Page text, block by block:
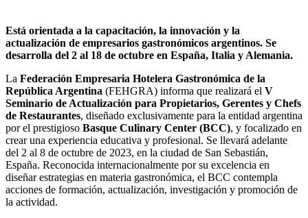
Está orientada a la capacitación, la innovación y la
actualización de empresarios gastronómicos argentinos. Se
desarrolla del 2 al 18 de octubre en España, Italia y Alemania.
La Federación Empresaria Hotelera Gastronómica de la
República Argentina (FEHGRA) informa que realizará el V
Seminario de Actualización para Propietarios, Gerentes y Chefs
de Restaurantes, diseñado exclusivamente para la entidad argentina
por el prestigioso Basque Culinary Center (BCC), y focalizado en
crear una experiencia educativa y profesional. Se llevará adelante
del 2 al 8 de octubre de 2023, en la ciudad de San Sebastián,
España. Reconocida internacionalmente por su excelencia en
diseñar estrategias en materia gastronómica, el BCC contempla
acciones de formación, actualización, investigación y promoción de
la actividad.